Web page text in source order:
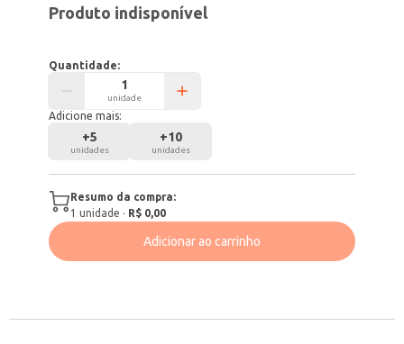
Produto indisponível
Quantidade:
unidade
Adicione mais:
+5
unidades
+10
unidades
Resumo da compra:
1 unidade · R$ 0,00
Adicionar ao carrinho